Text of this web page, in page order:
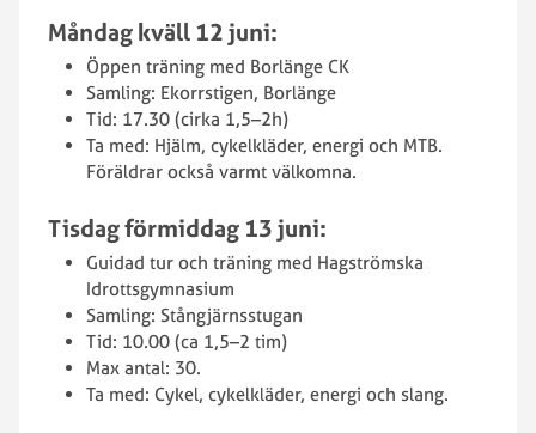
Måndag kväll 12 juni:
Öppen träning med Borlänge CK
Samling: Ekorrstigen, Borlänge
Tid: 17.30 (cirka 1,5–2h)
Ta med: Hjälm, cykelkläder, energi och MTB.
Föräldrar också varmt välkomna.
Tisdag förmiddag 13 juni:
Guidad tur och träning med Hagströmska
Idrottsgymnasium
Samling: Stångjärnsstugan
Tid: 10.00 (ca 1,5–2 tim)
Max antal: 30.
Ta med: Cykel, cykelkläder, energi och slang.